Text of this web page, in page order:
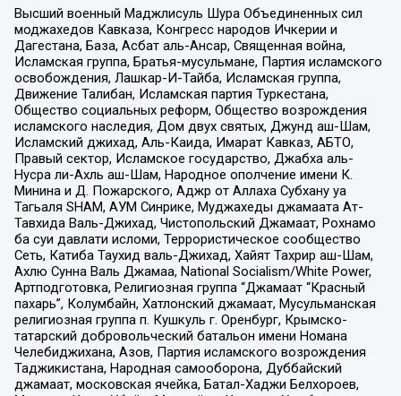
Высший военный Маджлисуль Шура Объединенных сил
моджахедов Кавказа, Конгресс народов Ичкерии и
Дагестана, База, Асбат аль-Ансар, Священная война,
Исламская группа, Братья-мусульмане, Партия исламского
освобождения, Лашкар-И-Тайба, Исламская группа,
Движение Талибан, Исламская партия Туркестана,
Общество социальных реформ, Общество возрождения
исламского наследия, Дом двух святых, Джунд аш-Шам,
Исламский джихад, Аль-Каида, Имарат Кавказ, АБТО,
Правый сектор, Исламское государство, Джабха аль-
Нусра ли-Ахль аш-Шам, Народное ополчение имени К.
Минина и Д. Пожарского, Аджр от Аллаха Субхану уа
Тагьаля SHAM, АУМ Синрике, Муджахеды джамаата Ат-
Тавхида Валь-Джихад, Чистопольский Джамаат, Рохнамо
ба суи давлати исломи, Террористическое сообщество
Сеть, Катиба Таухид валь-Джихад, Хайят Тахрир аш-Шам,
Ахлю Сунна Валь Джамаа, National Socialism/White Power,
Артподготовка, Религиозная группа “Джамаат “Красный
пахарь”, Колумбайн, Хатлонский джамаат, Мусульманская
религиозная группа п. Кушкуль г. Оренбург, Крымско-
татарский добровольческий батальон имени Номана
Челебиджихана, Азов, Партия исламского возрождения
Таджикистана, Народная самооборона, Дуббайский
джамаат, московская ячейка, Батал-Хаджи Белхороев,